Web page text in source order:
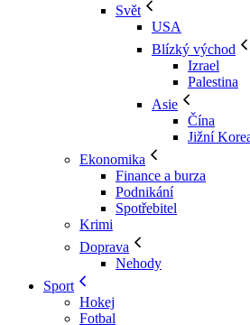
Svět
USA
Blízký východ
Izrael
Palestina
Asie
Čína
Jižní
Ekonomika
Finance a burza
Podnikání
Spotřebitel
Krimi
Doprava
Nehody
Sport
Hokej
Fotbal